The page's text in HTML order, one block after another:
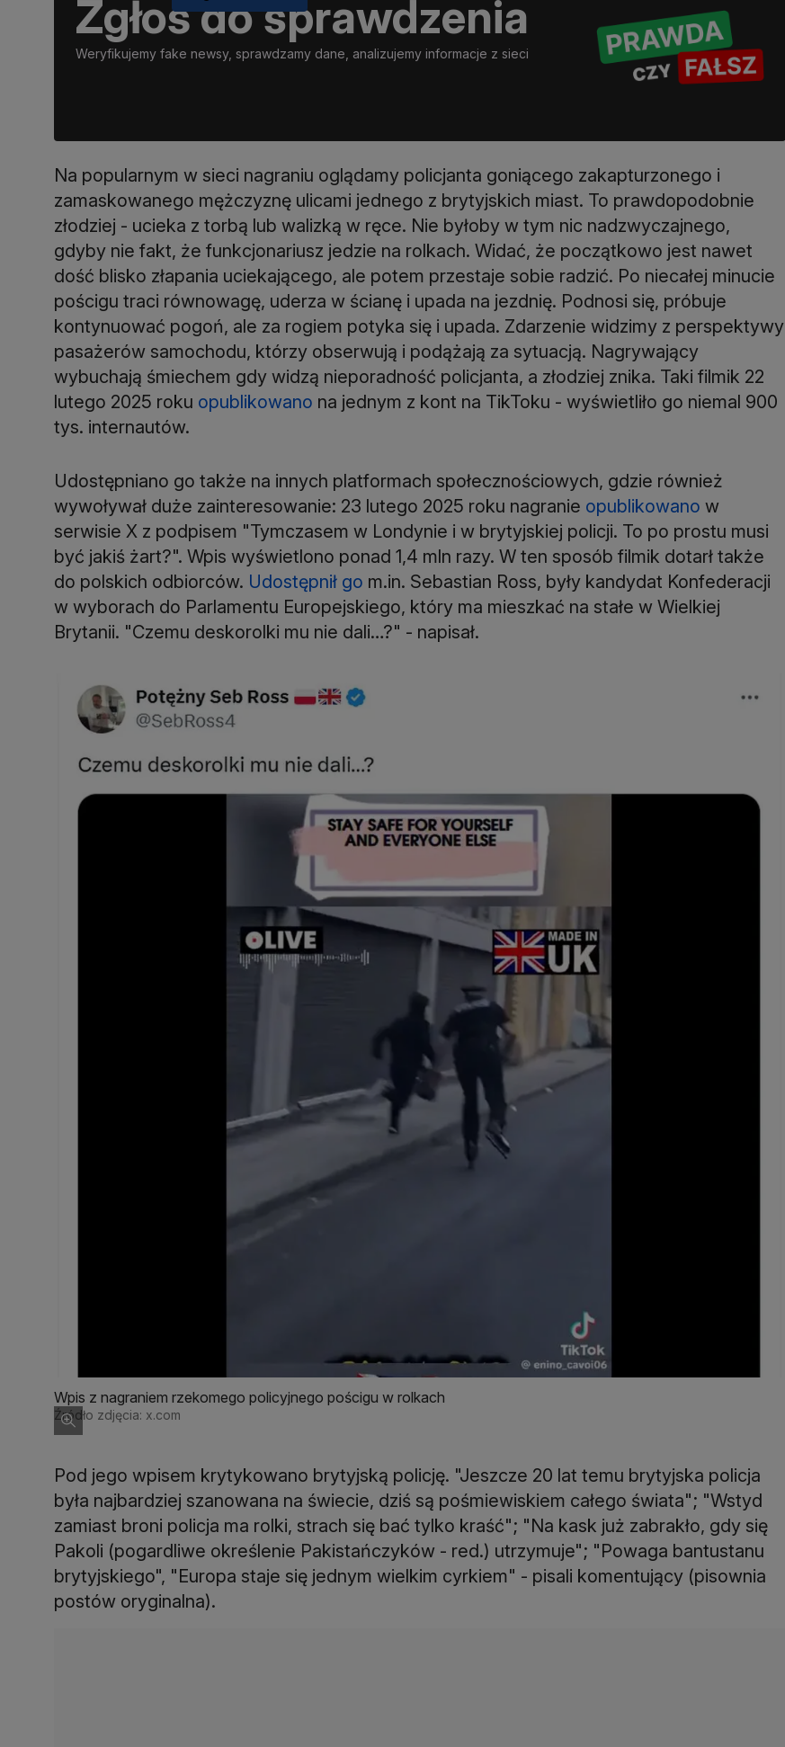
Zgłoś do sprawdzenia
Weryfikujemy fake newsy, sprawdzamy dane, analizujemy informacje z sieci
Na popularnym w sieci nagraniu oglądamy policjanta goniącego zakapturzonego i
zamaskowanego mężczyznę ulicami jednego z brytyjskich miast. To prawdopodobnie
złodziej - ucieka z torbą lub walizką w ręce. Nie byłoby w tym nic nadzwyczajnego,
gdyby nie fakt, że funkcjonariusz jedzie na rolkach. Widać, że początkowo jest nawet
dość blisko złapania uciekającego, ale potem przestaje sobie radzić. Po niecałej minucie
pościgu traci równowagę, uderza w ścianę i upada na jezdnię. Podnosi się, próbuje
kontynuować pogoń, ale za rogiem potyka się i upada. Zdarzenie widzimy z perspektywy
pasażerów samochodu, którzy obserwują i podążają za sytuacją. Nagrywający
wybuchają śmiechem gdy widzą nieporadność policjanta, a złodziej znika. Taki filmik 22
lutego 2025 roku opublikowano na jednym z kont na TikToku - wyświetliło go niemal 900
tys. internautów.
Udostępniano go także na innych platformach społecznościowych, gdzie również
wywoływał duże zainteresowanie: 23 lutego 2025 roku nagranie opublikowano w
serwisie X z podpisem "Tymczasem w Londynie i w brytyjskiej policji. To po prostu musi
być jakiś żart?". Wpis wyświetlono ponad 1,4 mln razy. W ten sposób filmik dotarł także
do polskich odbiorców. Udostępnił go m.in. Sebastian Ross, były kandydat Konfederacji
w wyborach do Parlamentu Europejskiego, który ma mieszkać na stałe w Wielkiej
Brytanii. "Czemu deskorolki mu nie dali…?" - napisał.
Wpis z nagraniem rzekomego policyjnego pościgu w rolkach
Źródło zdjęcia: x.com
Pod jego wpisem krytykowano brytyjską policję. "Jeszcze 20 lat temu brytyjska policja
była najbardziej szanowana na świecie, dziś są pośmiewiskiem całego świata"; "Wstyd
zamiast broni policja ma rolki, strach się bać tylko kraść"; "Na kask już zabrakło, gdy się
Pakoli (pogardliwe określenie Pakistańczyków - red.) utrzymuje"; "Powaga bantustanu
brytyjskiego", "Europa staje się jednym wielkim cyrkiem" - pisali komentujący (pisownia
postów oryginalna).